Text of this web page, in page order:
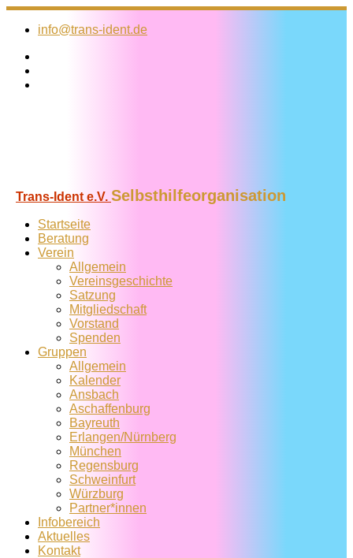
Zum
Inhalt
info@trans-ident.de
Trans-Ident e.V. Selbsthilfeorganisation
Startseite
Beratung
Verein
Allgemein
Vereins­geschichte
Satzung
Mitglied­schaft
Vorstand
Spenden
Gruppen
Allgemein
Kalender
Ansbach
Aschaffenburg
Bayreuth
Erlangen/Nürnberg
München
Regensburg
Schweinfurt
Würzburg
Partner*innen
Infobereich
Aktuelles
Kontakt